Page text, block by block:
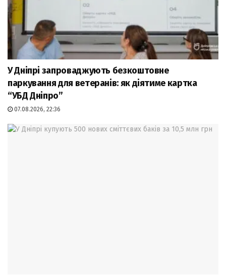
У Дніпрі запроваджують безкоштовне
паркування для ветеранів: як діятиме картка
“УБД Дніпро”
07.08.2026, 22:36